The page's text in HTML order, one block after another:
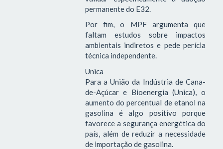
permanente do E32.
Por fim, o MPF argumenta que
faltam estudos sobre impactos
ambientais indiretos e pede perícia
técnica independente.
Unica
Para a União da Indústria de Cana-
de-Açúcar e Bioenergia (Unica), o
aumento do percentual de etanol na
gasolina é algo positivo porque
favorece a segurança energética do
país, além de reduzir a necessidade
de importação de gasolina.